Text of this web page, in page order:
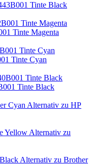
Tinte Black
Tinte Magenta
Tinte Cyan
Tinte Black
Alternativ zu HP
Alternativ zu
Alternativ zu Brother